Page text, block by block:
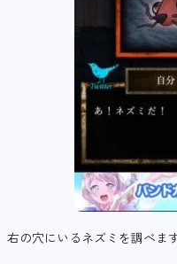
右の穴にいるネズミを調べます